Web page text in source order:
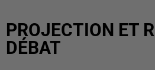
PROJECTION ET
DÉBAT